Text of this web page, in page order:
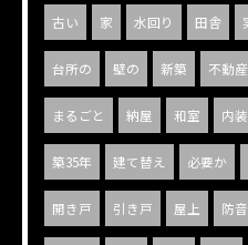
古い 家 水回り 田舎
台所の 壁の 新築 不動
まるごと 納屋 和室 内装
築35年 建て替え 必要か
開き戸 引き戸 屋上 防音